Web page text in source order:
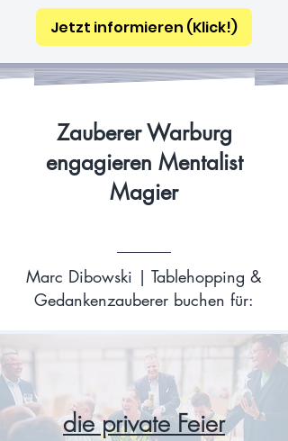
Jetzt informieren (Klick!)
Zauberer Warburg
engagieren Mentalist
Magier
Marc Dibowski | Tablehopping &
Gedankenzauberer buchen für:
die private Feier